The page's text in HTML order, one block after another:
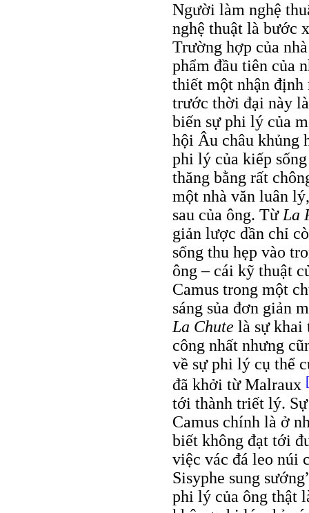
Người làm nghệ
nghệ thuật là bước
Trường hợp của
phẩm đầu tiên của
thiết một nhận định
trước thời đại này
biến sự phi lý của
hội Âu châu khủng
phi lý của kiếp
thăng bằng rất
một nhà văn luân
sau của ông. Từ La
giản lược dần chỉ
sống thu hẹp vào
ông – cái kỹ thuật
Camus trong một
sáng sủa đơn giản
La Chute là sự khai
công nhất nhưng
về sự phi lý cụ thể
đã khởi từ Malraux
tới thành triết lý.
Camus chính là ở
biết không đạt tới
việc vác đá leo núi
Sisyphe sung
phi lý của ông thật